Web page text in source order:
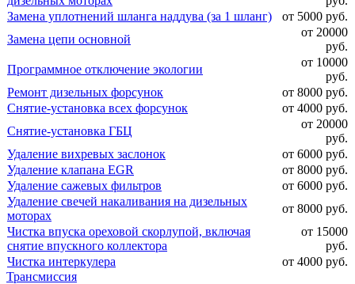
Замена уплотнений шланга наддува (за 1 шланг)
от 5000 руб.
Замена цепи основной
от 20000
руб.
Программное отключение экологии
от 10000
руб.
Ремонт дизельных форсунок
от 8000 руб.
Снятие-установка всех форсунок
от 4000 руб.
Снятие-установка ГБЦ
от 20000
руб.
Удаление вихревых заслонок
от 6000 руб.
Удаление клапана EGR
от 8000 руб.
Удаление сажевых фильтров
от 6000 руб.
Удаление свечей накаливания на дизельных
моторах
от 8000 руб.
Чистка впуска ореховой скорлупой, включая
снятие впускного коллектора
от 15000
руб.
Чистка интеркулера
от 4000 руб.
Трансмиссия